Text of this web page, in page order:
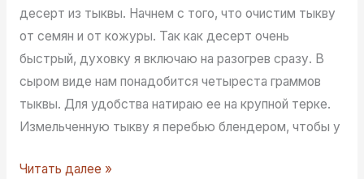
десерт из тыквы. Начнем с того, что очистим тыкву
от семян и от кожуры. Так как десерт очень
быстрый, духовку я включаю на разогрев сразу. В
сыром виде нам понадобится четыреста граммов
тыквы. Для удобства натираю ее на крупной терке.
Измельченную тыкву я перебью блендером, чтобы у
Десерт
Читать далее »